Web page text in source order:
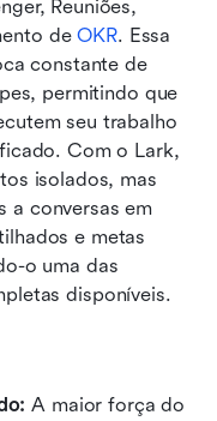
de OKR. Essa
constante de
permitindo que
seu trabalho
Com o Lark,
isolados, mas
a conversas em
e metas
o uma das
disponíveis.
A maior força do